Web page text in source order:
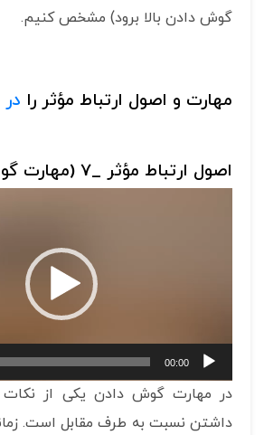
گوش دادن بالا برود) مشخص کنیم.
مهارت و اصول ارتباط مؤثر را در
اصول ارتباط مؤثر _7 (مهارت گوش دادن)
00:00
در مهارت گوش دادن یکی از نکات
داشتن نسبت به طرف مقابل است.